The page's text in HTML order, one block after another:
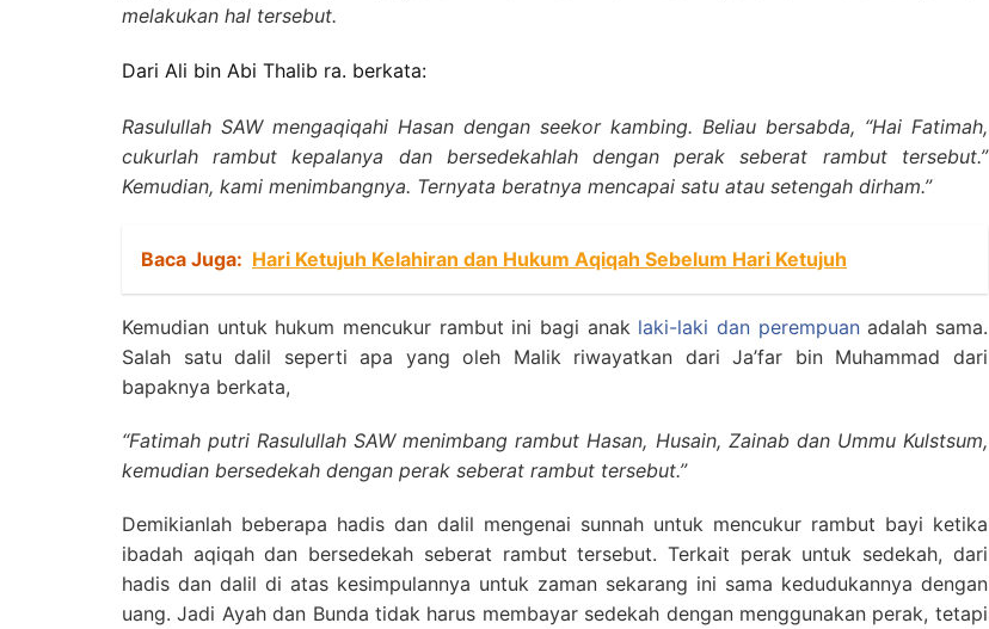
melakukan hal tersebut.
Dari Ali bin Abi Thalib ra. berkata:
Rasulullah SAW mengaqiqahi Hasan dengan seekor kambing. Beliau bersabda, “Hai Fatimah,
cukurlah rambut kepalanya dan bersedekahlah dengan perak seberat rambut tersebut.”
Kemudian, kami menimbangnya. Ternyata beratnya mencapai satu atau setengah dirham.”
Baca Juga: Hari Ketujuh Kelahiran dan Hukum Aqiqah Sebelum Hari Ketujuh
Kemudian untuk hukum mencukur rambut ini bagi anak laki-laki dan perempuanadalah sama.
Salah satu dalil seperti apa yang oleh Malik riwayatkan dari Ja’far bin Muhammad dari
bapaknya berkata,
“Fatimah putri Rasulullah SAW menimbang rambut Hasan, Husain, Zainab dan Ummu Kulstsum,
kemudian bersedekah dengan perak seberat rambut tersebut.”
Demikianlah beberapa hadis dan dalil mengenai sunnah untuk mencukur rambut bayi ketika
ibadah aqiqah dan bersedekah seberat rambut tersebut. Terkait perak untuk sedekah, dari
hadis dan dalil di atas kesimpulannya untuk zaman sekarang ini sama kedudukannya dengan
uang. Jadi Ayah dan Bunda tidak harus membayar sedekah dengan menggunakan perak, tetapi